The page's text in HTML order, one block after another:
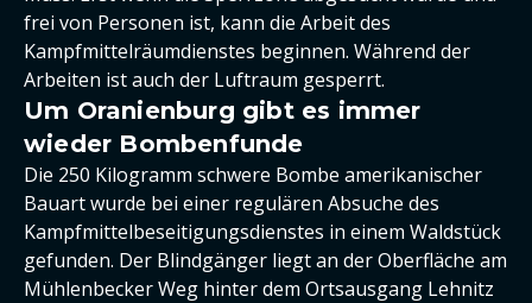
frei von Personen ist, kann die Arbeit des
Kampfmittelräumdienstes beginnen. Während der
Arbeiten ist auch der Luftraum gesperrt.
Um Oranienburg gibt es immer
wieder Bombenfunde
Die 250 Kilogramm schwere Bombe amerikanischer
Bauart wurde bei einer regulären Absuche des
Kampfmittelbeseitigungsdienstes in einem Waldstück
gefunden. Der Blindgänger liegt an der Oberfläche am
Mühlenbecker Weg hinter dem Ortsausgang Lehnitz